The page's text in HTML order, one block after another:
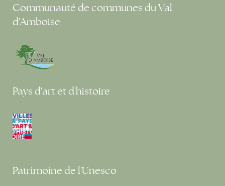
Communauté de communes du Val
d'Amboise
Pays d'art et d'histoire
Patrimoine de l'Unesco